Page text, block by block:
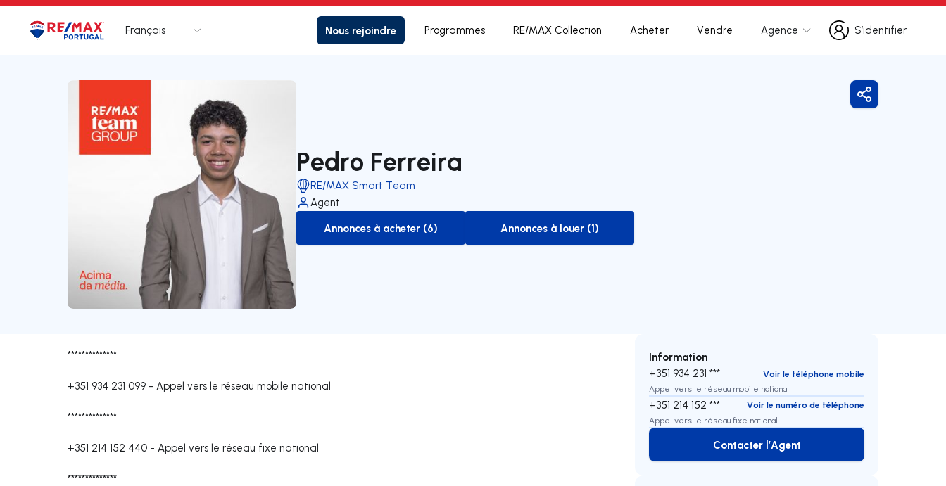
Logo Aller à la page d’accueil
Français Nous rejoindre Programmes RE/MAX Collection Acheter Vendre Agence
S’identifier
S’identifier
Pedro Ferreira
RE/MAX Smart Team
Agent
to-buy-listing
Annonces à acheter (6)
to-rent-listing
Annonces à louer (1)
Partager
**************
+351 934 231 099 - Appel vers le réseau mobile national
**************
+351 214 152 440 - Appel vers le réseau fixe national
**************
Information
+351 934 231 ***
Voir le téléphone mobile
Appel vers le réseau mobile national
+351 214 152 ***
Voir le numéro de téléphone
Appel vers le réseau fixe national
Contacter l’Agent
Contacter l’Agent